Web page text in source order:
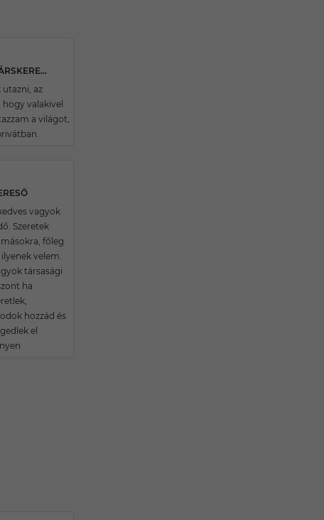
21 ÉVES MAGYARMECSKEI TÁRSKERESŐ
az
valakivel
a világot,
vagyok
Szeretek
főleg
ilyenek velem.
társasági
ha
hozzád és
el